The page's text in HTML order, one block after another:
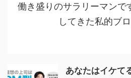
働き盛りのサラリーマンで
してきた私的ブロ
あなたはイケて